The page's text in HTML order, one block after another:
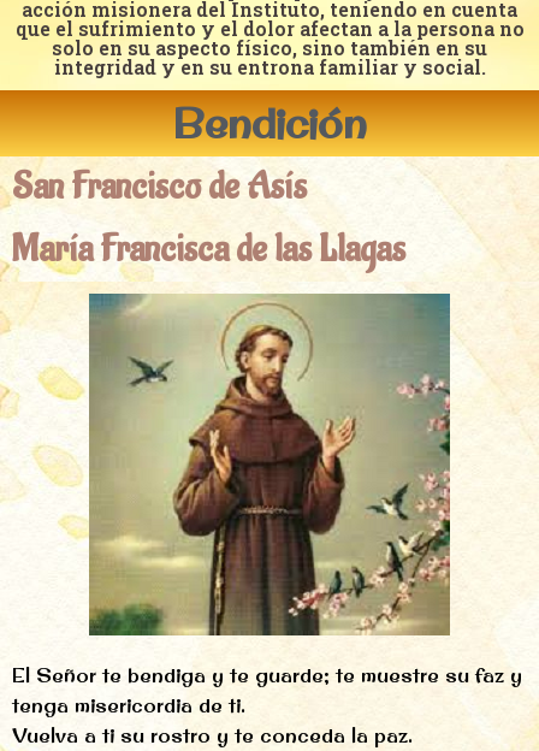
acción misionera del Instituto, teniendo en cuenta
que el sufrimiento y el dolor afectan a la persona no
solo en su aspecto físico, sino también en su
integridad y en su entrona familiar y social.
Bendición
San Francisco de Asís
María Francisca de las Llagas
El Señor te bendiga y te guarde; te muestre su faz y
tenga misericordia de ti.
Vuelva a ti su rostro y te conceda la paz.